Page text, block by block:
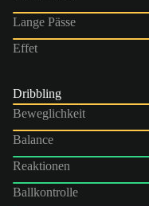
Lange Pässe
Effet
Dribbling
Beweglichkeit
Balance
Reaktionen
Ballkontrolle